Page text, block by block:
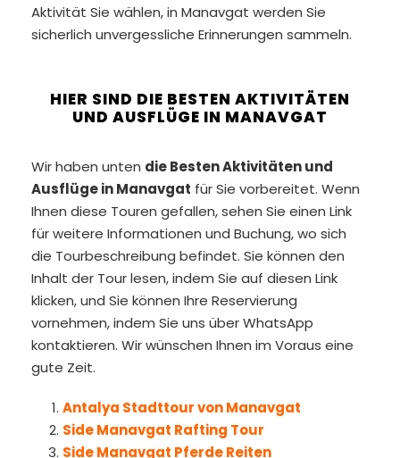
Aktivität Sie wählen, in Manavgat werden Sie
sicherlich unvergessliche Erinnerungen sammeln.
HIER SIND DIE BESTEN AKTIVITÄTEN
UND AUSFLÜGE IN MANAVGAT
Wir haben unten die Besten Aktivitäten und
Ausflüge in Manavgat für Sie vorbereitet. Wenn
Ihnen diese Touren gefallen, sehen Sie einen Link
für weitere Informationen und Buchung, wo sich
die Tourbeschreibung befindet. Sie können den
Inhalt der Tour lesen, indem Sie auf diesen Link
klicken, und Sie können Ihre Reservierung
vornehmen, indem Sie uns über WhatsApp
kontaktieren. Wir wünschen Ihnen im Voraus eine
gute Zeit.
Antalya Stadttour von Manavgat
Side Manavgat Rafting Tour
Side Manavgat Pferde Reiten